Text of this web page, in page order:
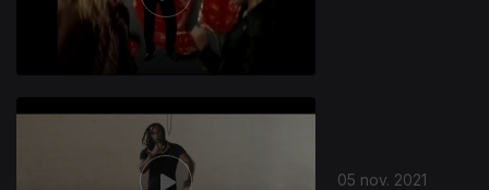
05 nov. 2021